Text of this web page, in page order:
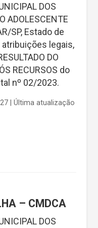
DOS
ADOLESCENTE
SP, Estado de
atribuições legais,
DO
RECURSOS do
nº 02/2023.
| Última atualização
– CMDCA
DOS